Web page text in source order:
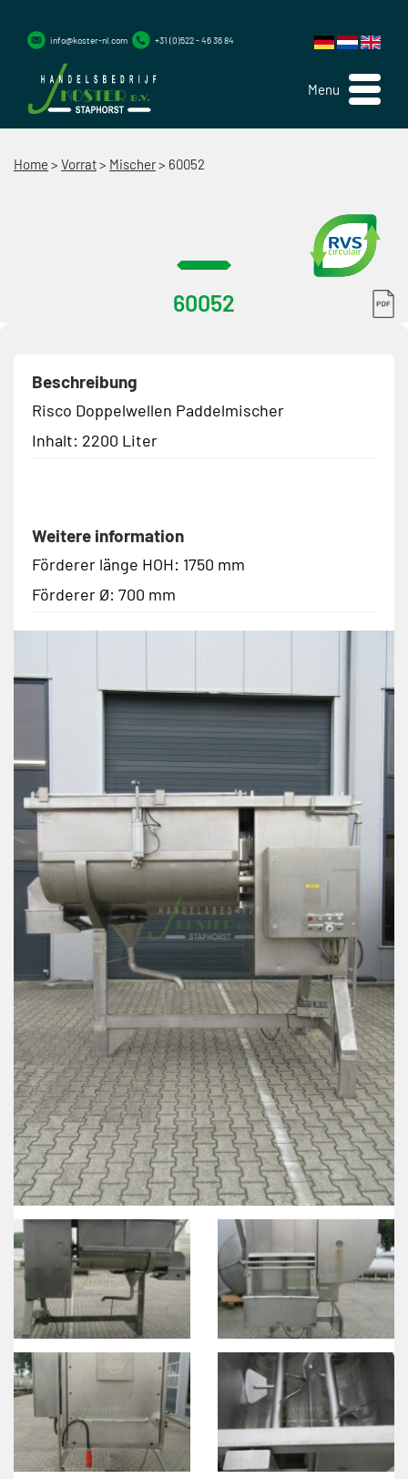
Menu
info@koster-nl.com +31 (0)522 - 46 36 84
Home > Vorrat> Mischer> 60052
60052
Beschreibung
Risco Doppelwellen Paddelmischer
Inhalt: 2200 Liter
Weitere information
Förderer länge HOH: 1750 mm
Förderer Ø: 700 mm